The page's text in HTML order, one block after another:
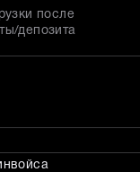
после
депозита